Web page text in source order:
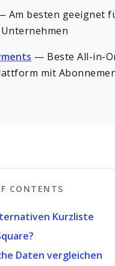
Am besten geeignet
Unternehmen
— Beste All-in-
mit
CONTENTS
Kurzliste
Daten vergleichen